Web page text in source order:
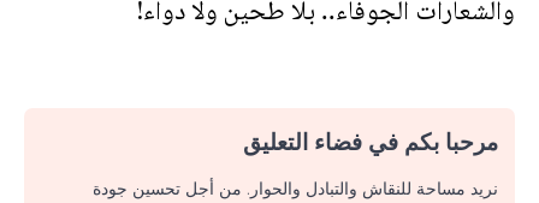
والشعارات الجوفاء.. بلا طحين ولا دواء!
مرحبا بكم في فضاء التعليق
نريد مساحة للنقاش والتبادل والحوار. من أجل تحسين جودة